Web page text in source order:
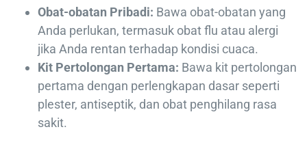
Obat-obatan Pribadi: Bawa obat-obatan yang
Anda perlukan, termasuk obat flu atau alergi
jika Anda rentan terhadap kondisi cuaca.
Kit Pertolongan Pertama: Bawa kit pertolongan
pertama dengan perlengkapan dasar seperti
plester, antiseptik, dan obat penghilang rasa
sakit.